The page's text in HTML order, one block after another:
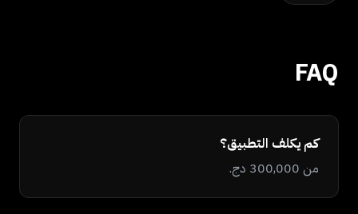
FAQ
كم يكلف التطبيق؟
من 300,000 دج.